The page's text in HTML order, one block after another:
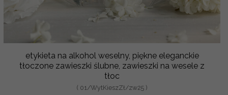
etykieta na alkohol weselny, piękne eleganckie
tłoczone zawieszki ślubne, zawieszki na wesele z
tłoc
( 01/WytKieszZł/zw25 )